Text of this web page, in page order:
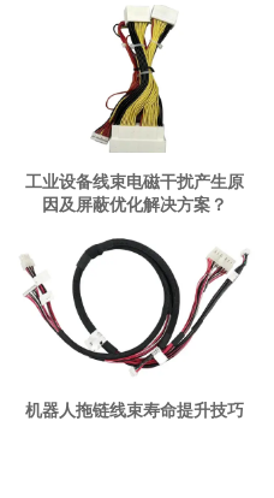
工业设备线束电磁干扰产生原
因及屏蔽优化解决方案？
机器人拖链线束寿命提升技巧